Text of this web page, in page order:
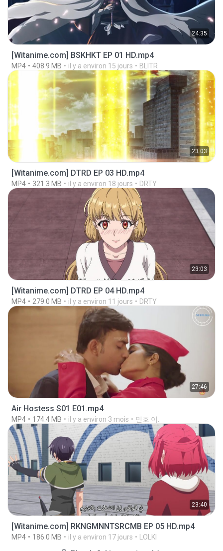
24:35
[Witanime.com] BSKHKT EP 01 HD.mp4
MP4 408.9 MB il y a environ 15 jours BLITR
23:03
[Witanime.com] DTRD EP 03 HD.mp4
MP4 321.3 MB il y a environ 18 jours DRTY
23:03
[Witanime.com] DTRD EP 04 HD.mp4
MP4 279.0 MB il y a environ 11 jours DRTY
27:46
Air Hostess S01 E01.mp4
MP4 174.4 MB il y a environ 3 mois 민호 이.
23:40
[Witanime.com] RKNGMNNTSRCMB EP 05 HD.mp4
MP4 186.0 MB il y a environ 17 jours
LOLKI